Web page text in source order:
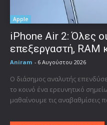
Apple
iPhone Air 2: Όλες
επεξεργαστή, RAM
Aniram - 6 Αυγούστου 2026
Ο διάσημος αναλυτής
το κοινό ένα ερευνητικό
μαθαίνουμε τις αναβαθμίσεις